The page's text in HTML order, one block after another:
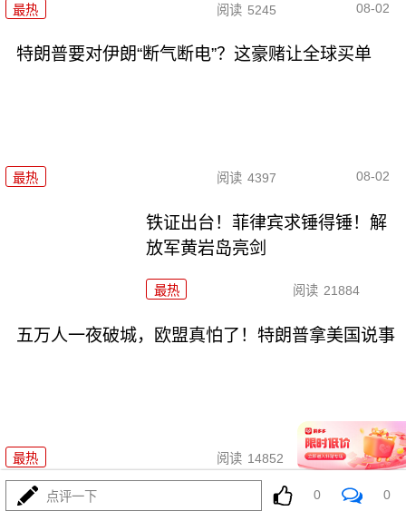
最热 阅读 5245 08-02
特朗普要对伊朗“断气断电”？这豪赌让全球买单
最热 阅读 4397 08-02
铁证出台！菲律宾求锤得锤！解
放军黄岩岛亮剑
最热 阅读 21884
五万人一夜破城，欧盟真怕了！特朗普拿美国说事
最热 阅读 14852 08-01
哈马斯还是跪了？特朗普高调宣布“历史性协议”
点评一下 0 0